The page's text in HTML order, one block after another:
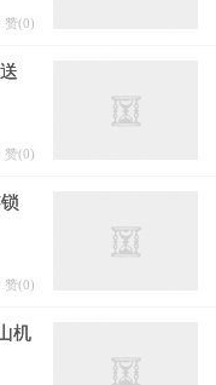
赞(0)
赞(0)
赞(0)
机